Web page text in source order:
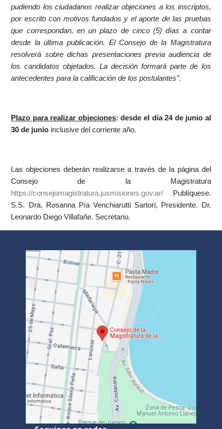
pudiendo los ciudadanos realizar objeciones a los inscriptos,
por escrito con motivos fundados y el aporte de las pruebas
que correspondan, en un plazo de cinco (5) días a contar
desde la última publicación. El Consejo de la Magistratura
resolverá sobre dichas presentaciones previa audiencia de
los candidatos objetados. La decisión formará parte de los
antecedentes para la calificación de los postulantes”.
Plazo para realizar objeciones: desde el día 24 de junio al
30 de junio inclusive del corriente año.
Las objeciones deberán realizarse a través de la página del
Consejo de la Magistratura
https://consejomagistratura.jusmisiones.gov.ar/ Publíquese.
S.S.
Dra. Rosanna Pía Venchiarutti Sartori, Presidente.
Dr.
Leonardo Diego Villafañe. Secretario.